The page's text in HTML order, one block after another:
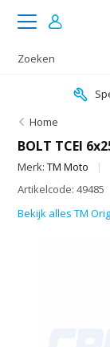
Home
BOLT TCEI
Merk:TM Moto
Artikelcode: 49485
Bekijk alles TM